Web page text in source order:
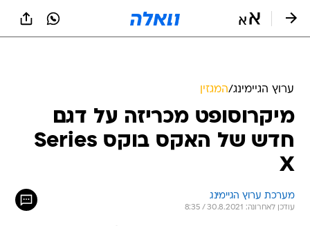
ערוץ הגיימינג/המגזין
מיקרוסופט מכריזה על דגם
חדש של האקס בוקס Series
X
מערכת ערוץ הגיימינג
עודכן לאחרונה: 30.8.2021 / 8:35